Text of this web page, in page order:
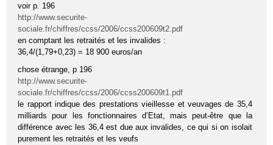
voir p. 196
http://www.securite-
sociale.fr/chiffres/ccss/2006/ccss200609t2.pdf
en comptant les retraités et les invalides :
36,4/(1,79+0,23) = 18 900 euros/an
chose étrange, p 196
http://www.securite-
sociale.fr/chiffres/ccss/2006/ccss200609t1.pdf
le rapport indique des prestations vieillesse et veuvages de 35,4
milliards pour les fonctionnaires d’Etat, mais peut-être que la
différence avec les 36,4 est due aux invalides, ce qui si on isolait
purement les retraités et les veufs